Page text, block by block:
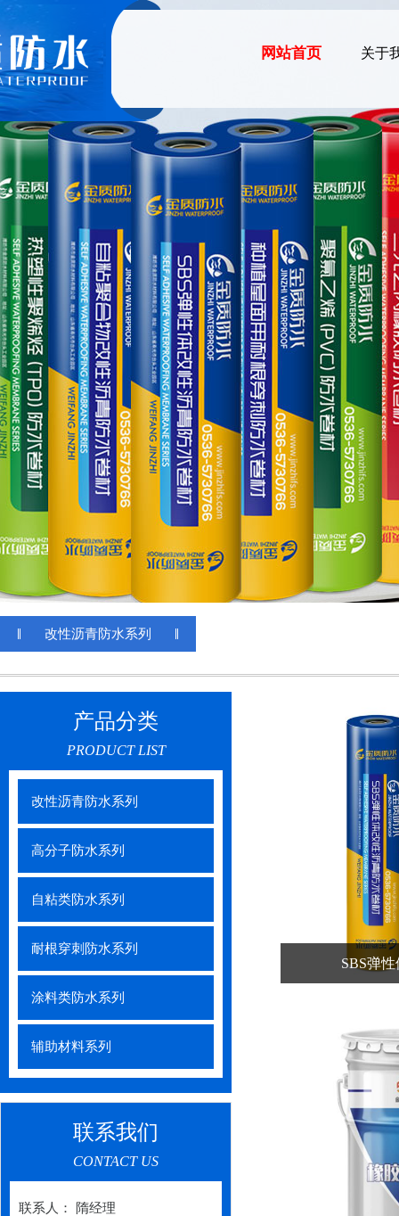
网站首页 关于
改性沥青防水系列
产品分类
PRODUCT LIST
改性沥青防水系列
高分子防水系列
自粘类防水系列
耐根穿刺防水系列
涂料类防水系列
辅助材料系列
联系我们
CONTACT US
联系人： 隋经理
SBS弹